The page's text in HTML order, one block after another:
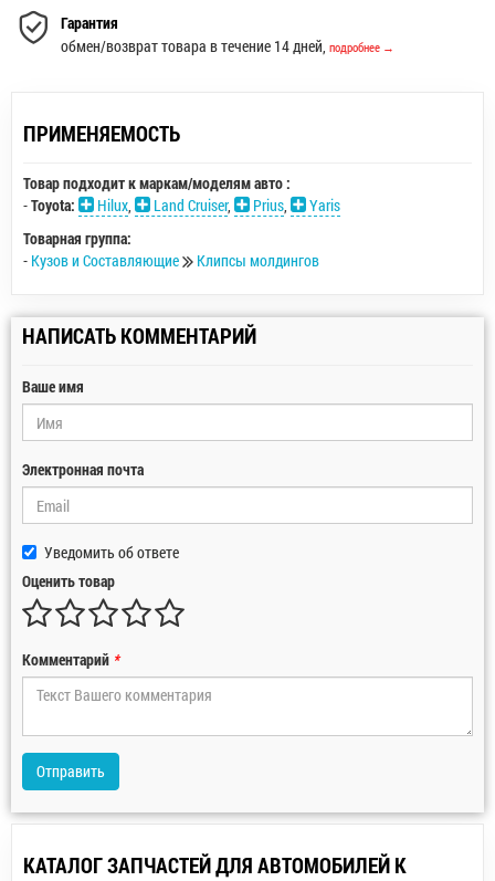
Гарантия
обмен/возврат товара в течение 14 дней, подробнее →
ПРИМЕНЯЕМОСТЬ
Товар подходит к маркам/моделям авто :
-Toyota: Hilux, Land Cruiser, Prius,
Yaris
Товарная группа:
- Кузов и Составляющие Клипсы молдингов
НАПИСАТЬ КОММЕНТАРИЙ
Ваше имя
Электронная почта
Уведомить об ответе
Оценить товар
Комментарий *
Отправить
КАТАЛОГ ЗАПЧАСТЕЙ ДЛЯ АВТОМОБИЛЕЙ К